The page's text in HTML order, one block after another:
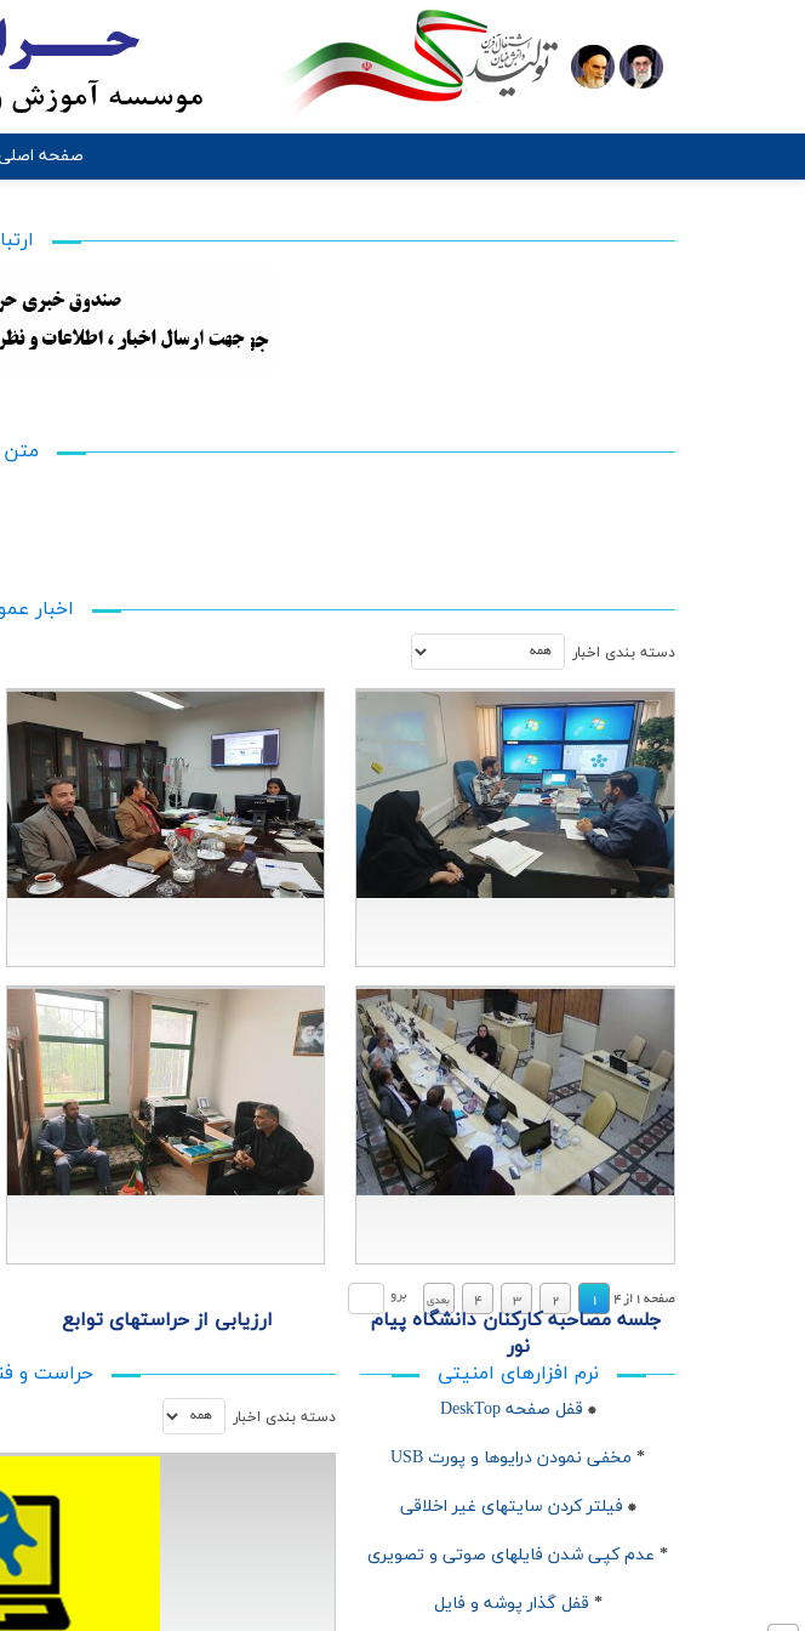
صفحه
اخبار
دسته بندي اخبار
جلسه برنامه ریزی 6 ماهه دوم سال برگزاری مناقصه و مزایده
جلسه مصاحبه كاركنان دانشگاه پیام
نور
ارزیابی از حراستهای توابع
صفحه 1 از 4
1
2
3
4 بعدي برو
نرم افزارهای امنیتی
* قفل صفحه DeskTop
* مخفی نمودن درایوها و پورت USB
* فیلتر کردن سایتهای غیر اخلاقی
* عدم کپی شدن فایلهای صوتی و تصویری
* قفل گذار پوشه و فایل
حراست و
دسته بندي اخبار